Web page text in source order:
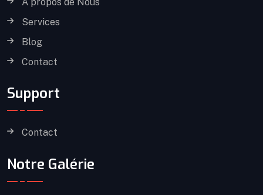
Services
Blog
Contact
Support
Contact
Notre Galérie